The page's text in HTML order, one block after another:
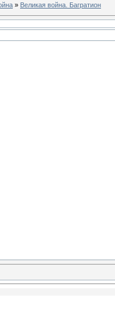
» Великая война. Багратион